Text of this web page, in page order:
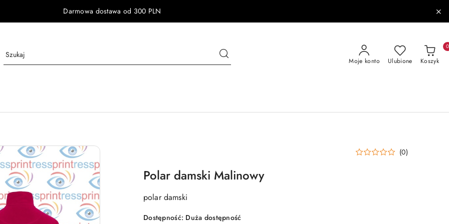
Darmowa dostawa od 300 PLN
Moje konto Ulubione Koszyk
0
(0)
Polar damski Malinowy
polar damski
Dostępność: Duża dostępność